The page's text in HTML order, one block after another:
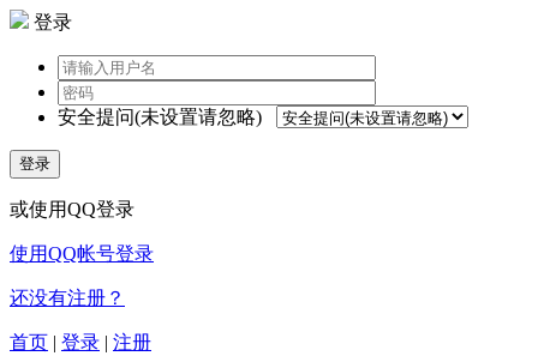
登录
安全提问(未设置请忽略)
登录
或使用QQ登录
使用QQ帐号登录
还没有注册？
首页 | 登录 | 注册